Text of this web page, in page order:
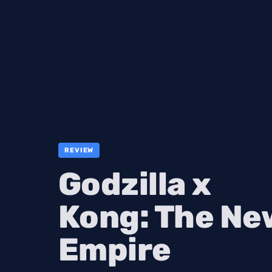
REVIEW
Godzilla x
Kong: The
Empire